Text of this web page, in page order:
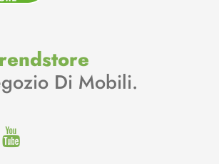
Di Mobili.